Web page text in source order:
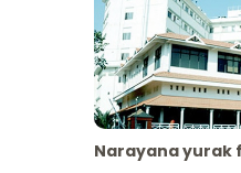
Narayana